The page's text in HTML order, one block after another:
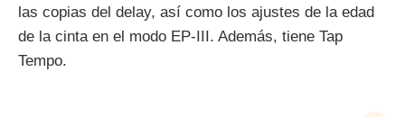
las copias del delay, así como los ajustes de la edad
de la cinta en el modo EP-III. Además, tiene Tap
Tempo.